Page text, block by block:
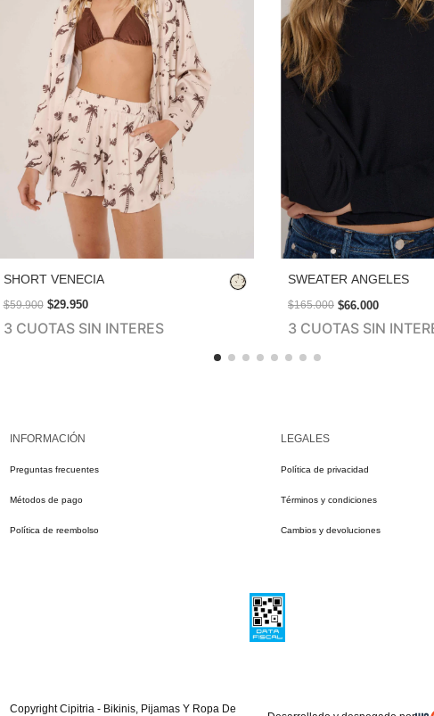
SHORT VENECIA
$59.900 $29.950
3 CUOTAS SIN INTERES
SWEATER ANGELES
$165.000 $66.000
3 CUOTAS SIN
INFORMACIÓN
Preguntas frecuentes
Métodos de pago
Política de reembolso
LEGALES
Política de privacidad
Términos y condiciones
Cambios y devoluciones
Copyright Cipitria - Bikinis, Pijamas Y Ropa De